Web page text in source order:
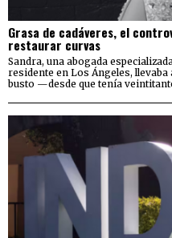
Grasa de cadáveres, el
restaurar curvas
Sandra, una abogada
residente en Los Ángeles,
busto —desde que tenía